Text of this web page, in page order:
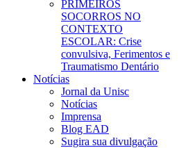
PRIMEIROS
SOCORROS NO
CONTEXTO
ESCOLAR: Crise
convulsiva, Ferimentos e
Traumatismo Dentário
Notícias
Jornal da Unisc
Notícias
Imprensa
Blog EAD
Sugira sua divulgação